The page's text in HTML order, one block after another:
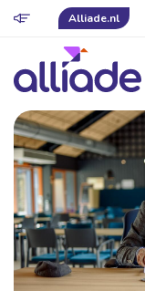
Alliade.nl